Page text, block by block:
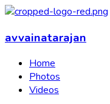
avvainatarajan
Home
Photos
Videos